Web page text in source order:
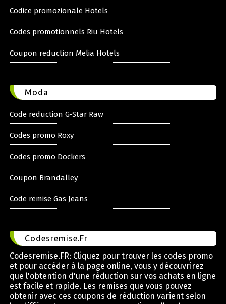
Codice promozionale Hotels
Codes promotionnels Riu Hotels
Coupon reduction Melia Hotels
Moda
Code reduction G-Star Raw
Codes promo Roxy
Codes promo Dockers
Coupon Brandalley
Code remise Gas Jeans
Codesremise.Fr
Codesremise.FR: Cliquez pour trouver les codes promo
et pour accéder à la page online, vous y découvrirez
que l'obtention d'une réduction sur vos achats en ligne
est facile et rapide. Les remises que vous pouvez
obtenir avec ces coupons de réduction varient selon